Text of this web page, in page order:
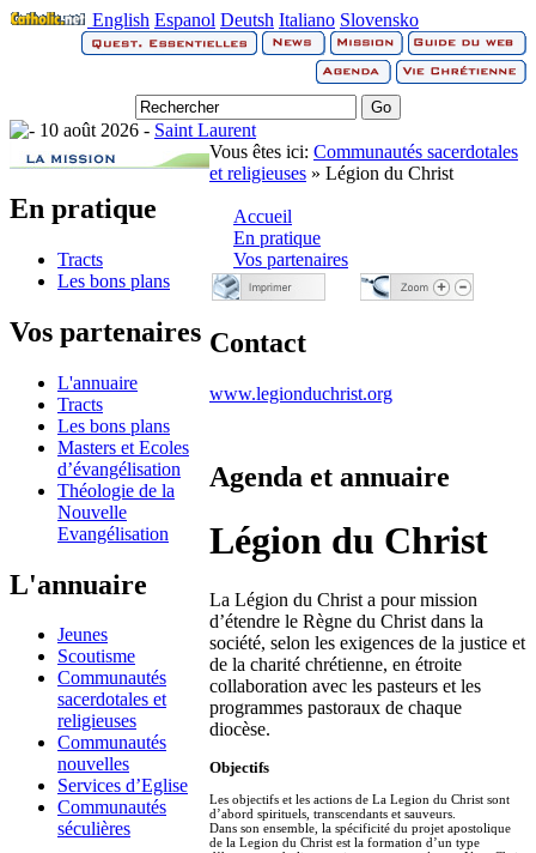
English Espanol Deutsh Italiano Slovensko
10 août 2026 - Saint Laurent
En pratique
Tracts
Les bons plans
Vos partenaires
L'annuaire
Tracts
Les bons plans
Masters et Ecoles
d’évangélisation
Théologie de la
Nouvelle
Evangélisation
L'annuaire
Jeunes
Scoutisme
Communautés
sacerdotales et
religieuses
Communautés
nouvelles
Services d’Eglise
Communautés
séculières
Vous êtes ici: Communautés sacerdotales
et religieuses » Légion du Christ
Accueil
En pratique
Vos partenaires
Contact
www.legionduchrist.org
Agenda et annuaire
Légion du Christ
La Légion du Christ a pour mission
d’étendre le Règne du Christ dans la
société, selon les exigences de la justice et
de la charité chrétienne, en étroite
collaboration avec les pasteurs et les
programmes pastoraux de chaque
diocèse.
Objectifs
Les objectifs et les actions de La Legion du Christ sont
d’abord spirituels, transcendants et sauveurs.
Dans son ensemble, la spécificité du projet apostolique
de la Legion du Christ est la formation d’un type